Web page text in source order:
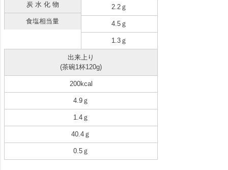
炭 水 化 物
食塩相当量
2.2ｇ
4.5ｇ
1.3ｇ
出来上り
(茶碗1杯120g)
200kcal
4.9ｇ
1.4ｇ
40.4ｇ
0.5ｇ